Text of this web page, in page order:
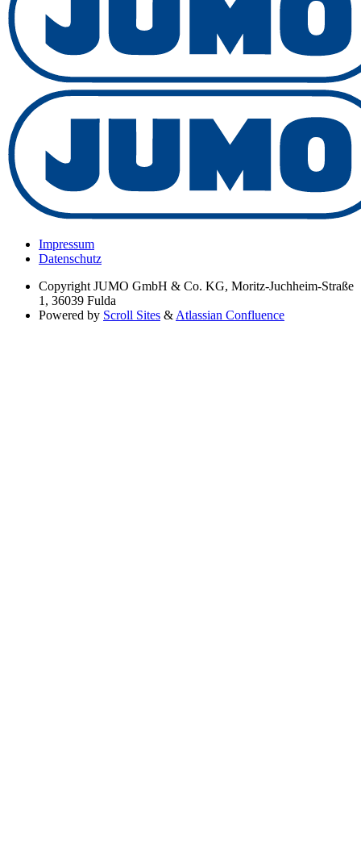
Impressum
Datenschutz
Copyright JUMO GmbH & Co. KG, Moritz-Juchheim-Straße
1, 36039 Fulda
Powered by Scroll Sites &Atlassian Confluence